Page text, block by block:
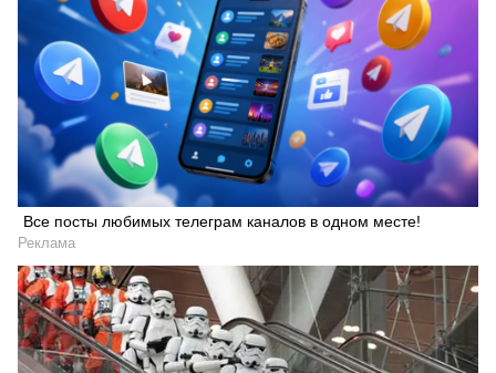
Все посты любимых телеграм каналов в одном месте!
Реклама